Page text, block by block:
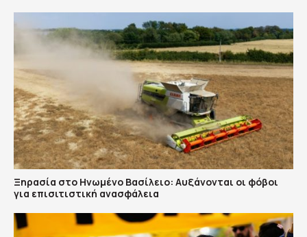
Ξηρασία στο Ηνωμένο Βασίλειο: Αυξάνονται οι φόβοι
για επισιτιστική ανασφάλεια